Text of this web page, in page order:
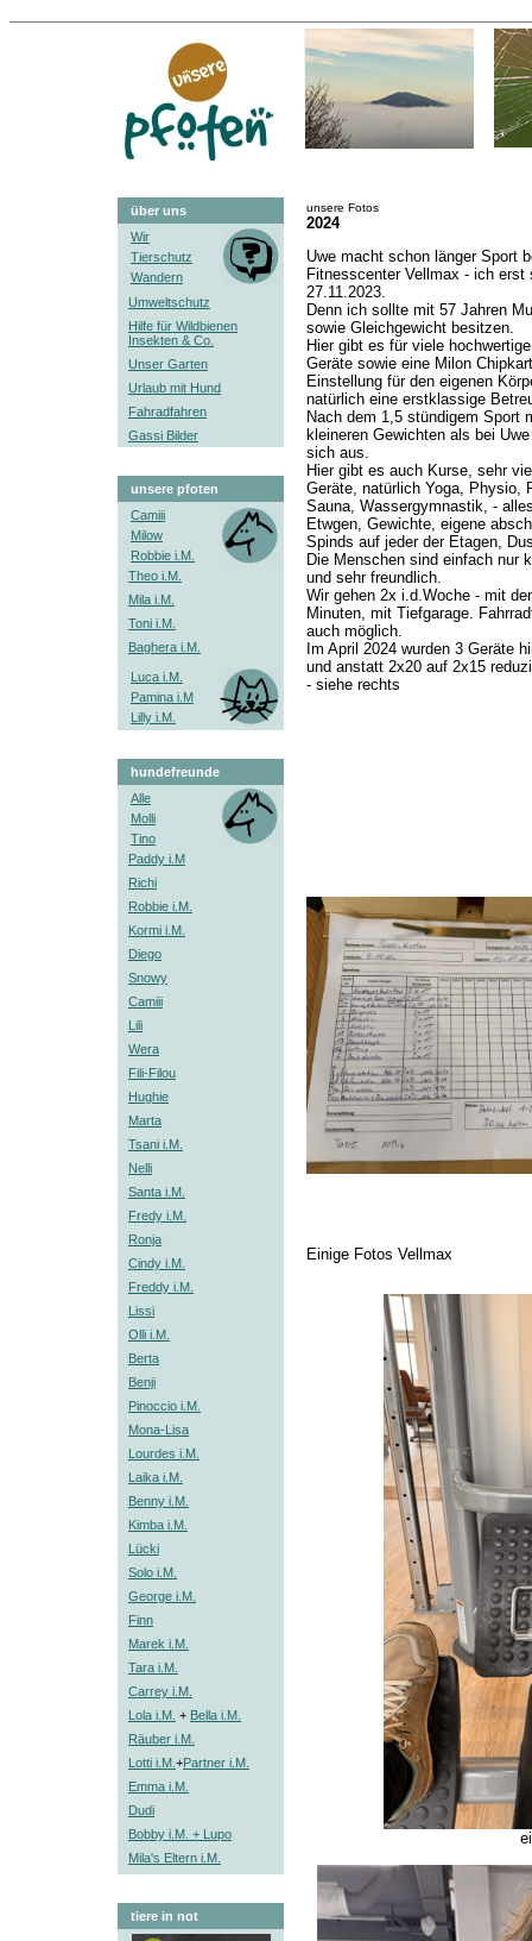
über uns
Wir
Tierschutz
Wandern
Umweltschutz
Hilfe für Wildbienen
Insekten & Co.
Unser Garten
Urlaub mit Hund
Fahradfahren
Gassi Bilder
unsere pfoten
Camiii
Milow
Robbie i.M.
Theo i.M.
Mila i.M.
Toni i.M.
Baghera i.M.
Luca i.M.
Pamina i.M
Lilly i.M.
hundefreunde
Alle
Molli
Tino
Paddy i.M
Richi
Robbie i.M.
Kormi i.M.
Diego
Snowy
Camiii
Lili
Wera
Fili-Filou
Hughie
Marta
Tsani i.M.
Nelli
Santa i.M.
Fredy i.M.
Ronja
Cindy i.M.
Freddy i.M.
Lissi
Olli i.M.
Berta
Benji
Pinoccio i.M.
Mona-Lisa
Lourdes i.M.
Laika i.M.
Benny i.M.
Kimba i.M.
Lücki
Solo i.M.
George i.M.
Finn
Marek i.M.
Tara i.M.
Carrey i.M.
Lola i.M. + Bella i.M.
Räuber i.M.
Lotti i.M. +Partner i.M.
Emma i.M.
Dudi
Bobby i.M. + Lupo
Mila's Eltern i.M.
tiere in not
unsere Fotos
2024
Uwe macht schon länger Sport
Fitnesscenter Vellmax - ich erst
27.11.2023.
Denn ich sollte mit 57 Jahren
sowie Gleichgewicht besitzen.
Hier gibt es für viele
Geräte sowie eine Milon
Einstellung für den eigenen
natürlich eine erstklassige
Nach dem 1,5 stündigem Sport
kleineren Gewichten als bei
sich aus.
Hier gibt es auch Kurse, sehr
Geräte, natürlich Yoga, Physio,
Sauna, Wassergymnastik, -
Etwgen, Gewichte, eigene
Spinds auf jeder der Etagen,
Die Menschen sind einfach nur
und sehr freundlich.
Wir gehen 2x i.d.Woche - mit
Minuten, mit Tiefgarage.
auch möglich.
Im April 2024 wurden 3 Geräte
und anstatt 2x20 auf 2x15
- siehe rechts
Einige Fotos Vellmax